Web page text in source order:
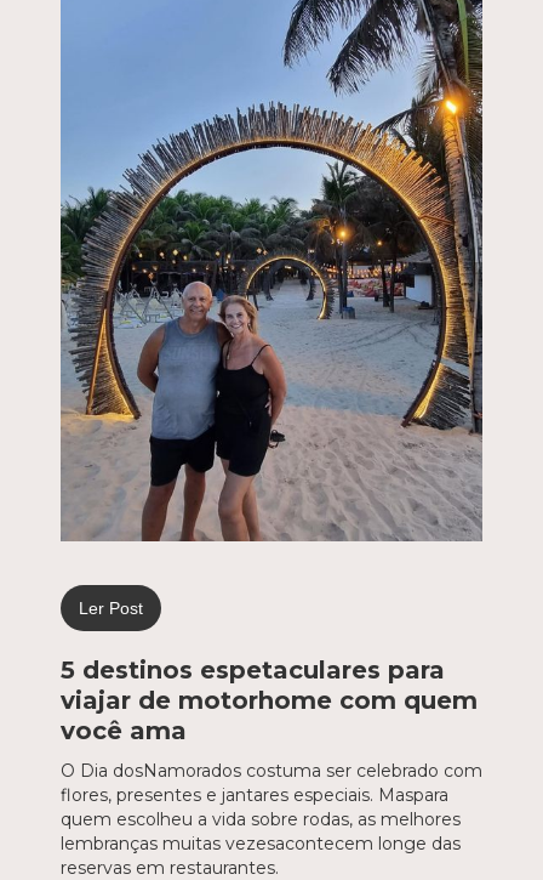
Ler Post
5 destinos espetaculares para
viajar de motorhome com quem
você ama
O Dia dosNamorados costuma ser celebrado com
flores, presentes e jantares especiais. Maspara
quem escolheu a vida sobre rodas, as melhores
lembranças muitas vezesacontecem longe das
reservas em restaurantes.